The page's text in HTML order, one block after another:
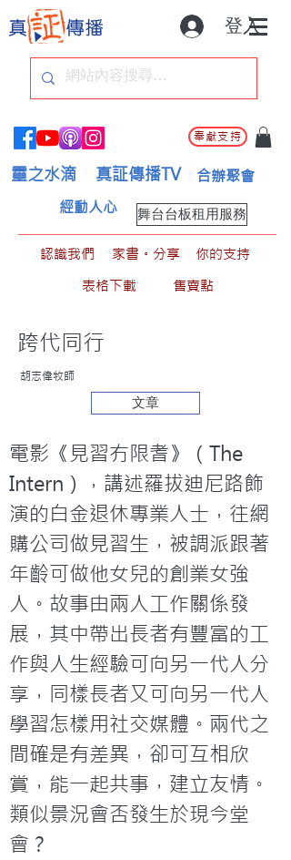
登入
奉獻支持
靈之水滴 真証傳播TV 合辦聚會
舞台台板租用服務
經動人心
認識我們 家書。分享
你的支持
表格下載
售賣點
跨代同行
胡志偉牧師
文章
電影《見習冇限耆》（The
Intern），講述羅拔迪尼路飾
演的白金退休專業人士，往網
購公司做見習生，被調派跟著
年齡可做他女兒的創業女強
人。故事由兩人工作關係發
展，其中帶出長者有豐富的工
作與人生經驗可向另一代人分
享，同樣長者又可向另一代人
學習怎樣用社交媒體。兩代之
間確是有差異，卻可互相欣
賞，能一起共事，建立友情。
類似景況會否發生於現今堂
會？